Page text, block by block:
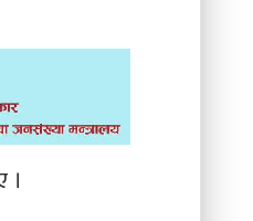
।